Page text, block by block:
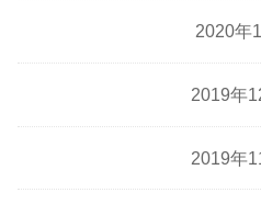
2020年
2019年
2019年